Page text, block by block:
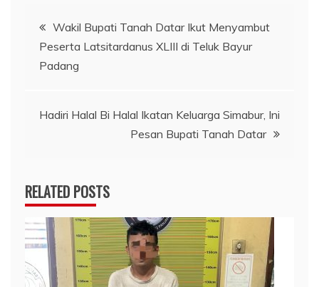
Navigasi
pos
Wakil Bupati Tanah Datar Ikut Menyambut
Peserta Latsitardanus XLIII di Teluk Bayur
Padang
Hadiri Halal Bi Halal Ikatan Keluarga Simabur, Ini
Pesan Bupati Tanah Datar
RELATED POSTS